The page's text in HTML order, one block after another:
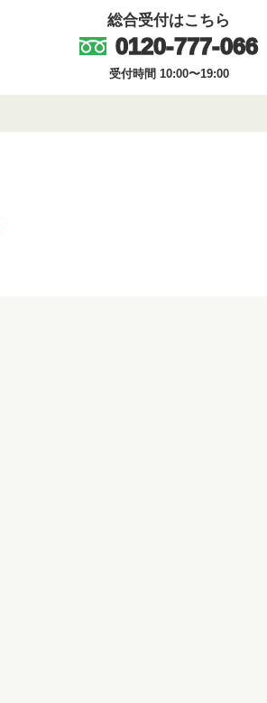
総合受付はこちら
0120-777-066
受付時間 10:00〜19:00